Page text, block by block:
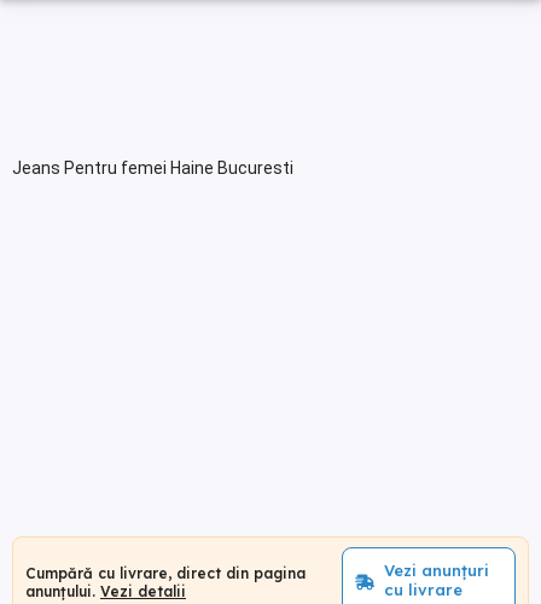
Jeans Pentru femei Haine Bucuresti
Cumpără cu livrare, direct din pagina
anunțului. Vezi detalii
Vezi anunțuri
cu livrare